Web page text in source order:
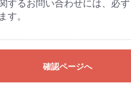
するお問い合わせには、必
す。
確認ページへ